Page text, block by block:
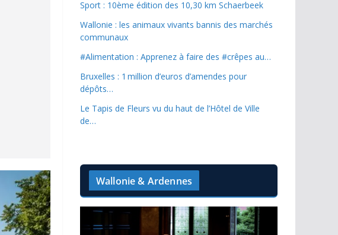
Sport : 10ème édition des 10,30 km Schaerbeek
Wallonie : les animaux vivants bannis des marchés
communaux
#Alimentation : Apprenez à faire des #crêpes au…
Bruxelles : 1 million d’euros d’amendes pour
dépôts…
Le Tapis de Fleurs vu du haut de l’Hôtel de Ville
de…
Wallonie & Ardennes